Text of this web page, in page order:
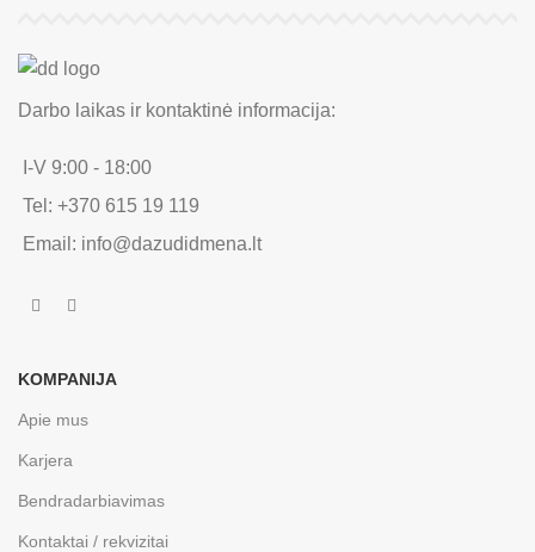
Darbo laikas ir kontaktinė informacija:
I-V 9:00 - 18:00
Tel: +370 615 19 119
Email: info@dazudidmena.lt
KOMPANIJA
Apie mus
Karjera
Bendradarbiavimas
Kontaktai / rekvizitai